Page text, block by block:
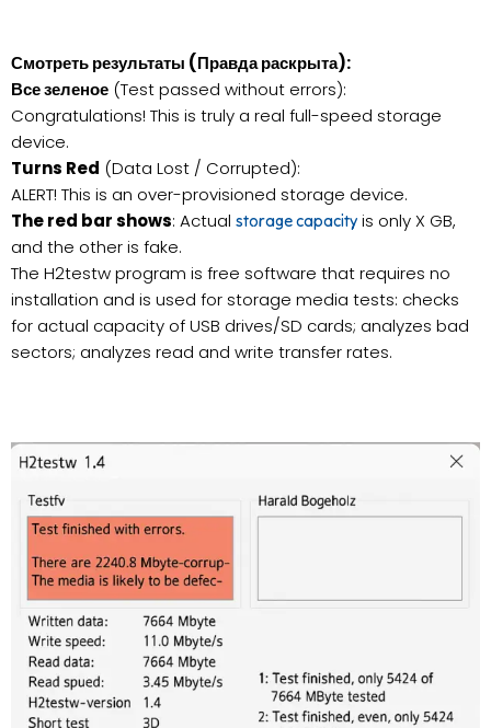
Смотреть результаты (Правда раскрыта):
Все зеленое (Test passed without errors):
Congratulations! This is truly a real full-speed storage
device.
Turns Red (Data Lost / Corrupted):
ALERT! This is an over-provisioned storage device.
The red bar shows: Actual storage capacity is only X GB,
and the other is fake.
The H2testw program is free software that requires no
installation and is used for storage media tests: checks
for actual capacity of USB drives/SD cards; analyzes bad
sectors; analyzes read and write transfer rates.